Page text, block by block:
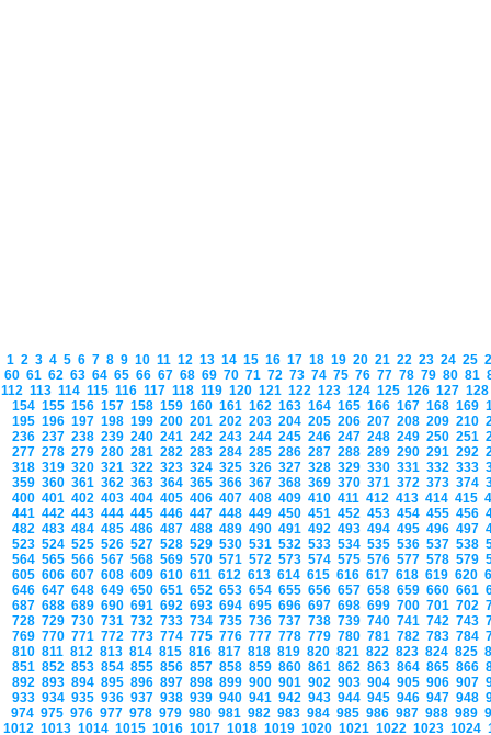
1 2 3 4 5 6 7 8 9 10 11 12 13 14 15 16 17 18 19 20 21 22 23 24 25
60 61 62 63 64 65 66 67 68 69 70 71 72 73 74 75 76 77 78 79 80 81
112 113 114 115 116 117 118 119 120 121 122 123 124 125 126 127
154 155 156 157 158 159 160 161 162 163 164 165 166 167 168 169
195 196 197 198 199 200 201 202 203 204 205 206 207 208 209 210
236 237 238 239 240 241 242 243 244 245 246 247 248 249 250 251
277 278 279 280 281 282 283 284 285 286 287 288 289 290 291 292
318 319 320 321 322 323 324 325 326 327 328 329 330 331 332 333
359 360 361 362 363 364 365 366 367 368 369 370 371 372 373 374
400 401 402 403 404 405 406 407 408 409 410 411 412 413 414 415
441 442 443 444 445 446 447 448 449 450 451 452 453 454 455 456
482 483 484 485 486 487 488 489 490 491 492 493 494 495 496 497
523 524 525 526 527 528 529 530 531 532 533 534 535 536 537 538
564 565 566 567 568 569 570 571 572 573 574 575 576 577 578 579
605 606 607 608 609 610 611 612 613 614 615 616 617 618 619 620
646 647 648 649 650 651 652 653 654 655 656 657 658 659 660 661
687 688 689 690 691 692 693 694 695 696 697 698 699 700 701 702
728 729 730 731 732 733 734 735 736 737 738 739 740 741 742 743
769 770 771 772 773 774 775 776 777 778 779 780 781 782 783 784
810 811 812 813 814 815 816 817 818 819 820 821 822 823 824 825
851 852 853 854 855 856 857 858 859 860 861 862 863 864 865 866
892 893 894 895 896 897 898 899 900 901 902 903 904 905 906 907
933 934 935 936 937 938 939 940 941 942 943 944 945 946 947 948
974 975 976 977 978 979 980 981 982 983 984 985 986 987 988 989
1012 1013 1014 1015 1016 1017 1018 1019 1020 1021 1022 1023 1024